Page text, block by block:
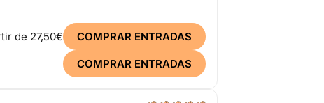
de 27,50€ COMPRAR ENTRADAS
COMPRAR ENTRADAS